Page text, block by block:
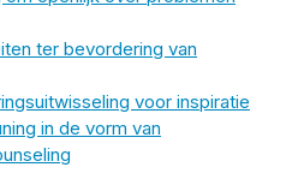
ter bevordering van
voor inspiratie
in de vorm van